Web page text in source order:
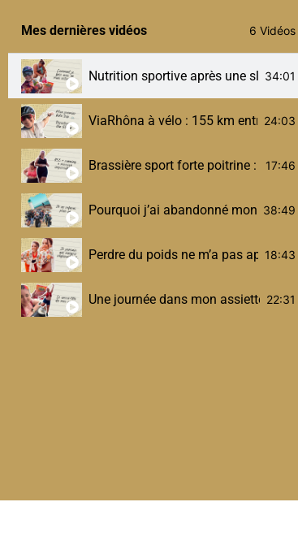
Mes dernières vidéos 6 Vidéos
Nutrition sportive après une sleeve :
34:01
ViaRhôna à vélo : 155 km entre24:03
Brassière sport forte poitrine : mes
17:46
Pourquoi j’ai abandonné mon Half
38:49
Perdre du poids ne m’a pas appris
18:43
Une journée dans mon assiette 22:31